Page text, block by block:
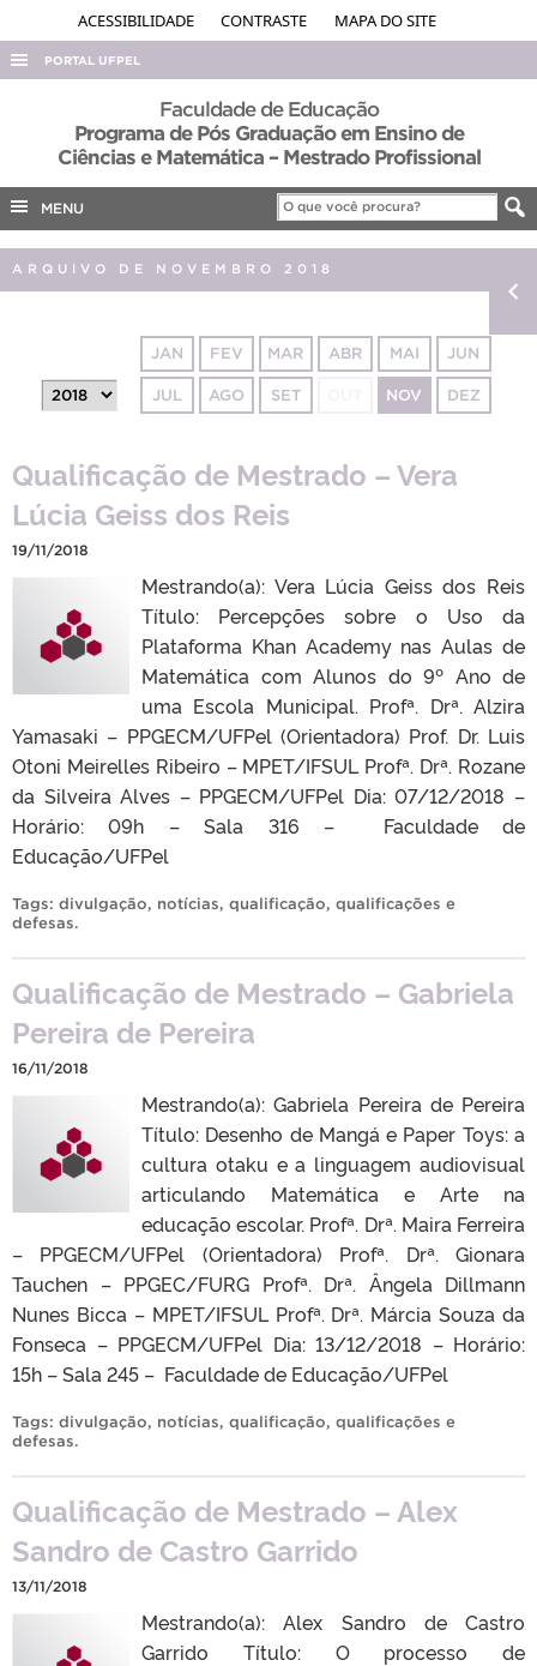
ACESSIBILIDADE CONTRASTE MAPA DO SITE
PORTAL UFPEL
ACESSO À INFORMAÇÃO
AUDITORIA
EDITAIS
PORTARIAS
Faculdade de Educação
Programa de Pós Graduação em Ensino de
Ciências e Matemática – Mestrado Profissional
MENU
ARQUIVO DE NOVEMBRO 2018
JAN FEV MAR ABR MAI JUN
JUL AGO SET NOV DEZ
Qualificação de Mestrado – Vera
Lúcia Geiss dos Reis
19/11/2018
Mestrando(a): Vera Lúcia Geiss dos Reis
Título: Percepções sobre o Uso da
Plataforma Khan Academy nas Aulas de
Matemática com Alunos do 9º Ano de
uma Escola Municipal. Profª. Drª. Alzira
Yamasaki – PPGECM/UFPel (Orientadora) Prof. Dr. Luis
Otoni Meirelles Ribeiro – MPET/IFSUL Profª. Drª. Rozane
da Silveira Alves – PPGECM/UFPel Dia: 07/12/2018 –
Horário: 09h – Sala 316 – Faculdade de
Educação/UFPel
Tags: divulgação, notícias, qualificação, qualificações e
defesas.
Qualificação de Mestrado – Gabriela
Pereira de Pereira
16/11/2018
Mestrando(a): Gabriela Pereira de Pereira
Título: Desenho de Mangá e Paper Toys: a
cultura otaku e a linguagem audiovisual
articulando Matemática e Arte na
educação escolar. Profª. Drª. Maira Ferreira
– PPGECM/UFPel (Orientadora) Profª. Drª. Gionara
Tauchen – PPGEC/FURG Profª. Drª. Ângela Dillmann
Nunes Bicca – MPET/IFSUL Profª. Drª. Márcia Souza da
Fonseca – PPGECM/UFPel Dia: 13/12/2018 – Horário:
15h – Sala 245 – Faculdade de Educação/UFPel
Tags: divulgação, notícias, qualificação, qualificações e
defesas.
Qualificação de Mestrado – Alex
Sandro de Castro Garrido
13/11/2018
Mestrando(a): Alex Sandro de Castro
Garrido Título: O processo de